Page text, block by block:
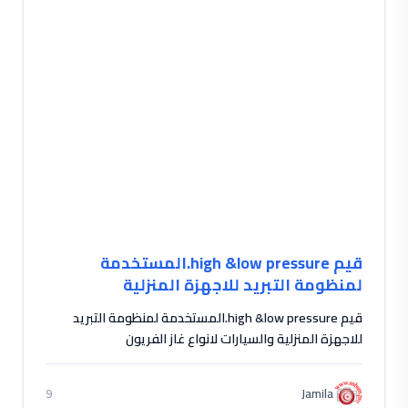
قيم high &low pressure.المستخدمة
لمنظومة التبريد للاجهزة المنزلية
والسيارات لانواع غاز الفريونقيم high &low pressure.المستخدمة لمنظومة التبريد
للاجهزة المنزلية والسيارات لانواع غاز الفريون
Jamila
9